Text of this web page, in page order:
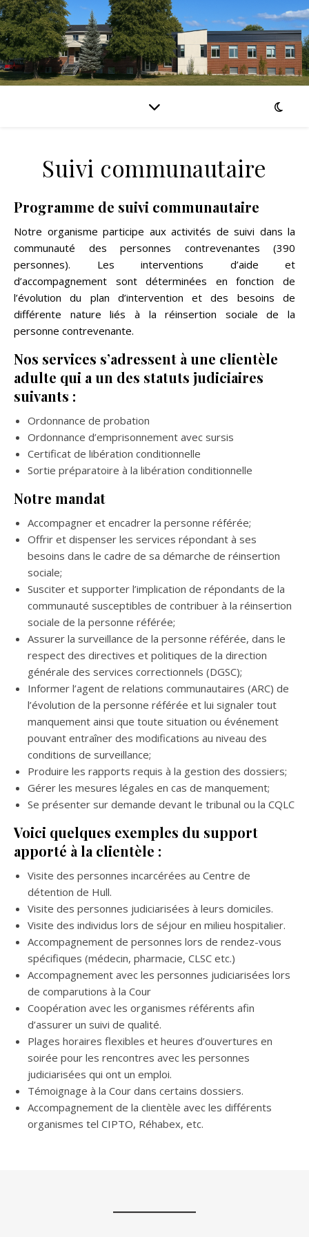
Suivi communautaire
Programme de suivi communautaire
Notre organisme participe aux activités de suivi dans la
communauté des personnes contrevenantes (390
personnes). Les interventions d’aide et
d’accompagnement sont déterminées en fonction de
l’évolution du plan d’intervention et des besoins de
différente nature liés à la réinsertion sociale de la
personne contrevenante.
Nos services s’adressent à une clientèle
adulte qui a un des statuts judiciaires
suivants :
Ordonnance de probation
Ordonnance d’emprisonnement avec sursis
Certificat de libération conditionnelle
Sortie préparatoire à la libération conditionnelle
Notre mandat
Accompagner et encadrer la personne référée;
Offrir et dispenser les services répondant à ses
besoins dans le cadre de sa démarche de réinsertion
sociale;
Susciter et supporter l’implication de répondants de la
communauté susceptibles de contribuer à la réinsertion
sociale de la personne référée;
Assurer la surveillance de la personne référée, dans le
respect des directives et politiques de la direction
générale des services correctionnels (DGSC);
Informer l’agent de relations communautaires (ARC) de
l’évolution de la personne référée et lui signaler tout
manquement ainsi que toute situation ou événement
pouvant entraîner des modifications au niveau des
conditions de surveillance;
Produire les rapports requis à la gestion des dossiers;
Gérer les mesures légales en cas de manquement;
Se présenter sur demande devant le tribunal ou la CQLC
Voici quelques exemples du support
apporté à la clientèle :
Visite des personnes incarcérées au Centre de
détention de Hull.
Visite des personnes judiciarisées à leurs domiciles.
Visite des individus lors de séjour en milieu hospitalier.
Accompagnement de personnes lors de rendez-vous
spécifiques (médecin, pharmacie, CLSC etc.)
Accompagnement avec les personnes judiciarisées lors
de comparutions à la Cour
Coopération avec les organismes référents afin
d’assurer un suivi de qualité.
Plages horaires flexibles et heures d’ouvertures en
soirée pour les rencontres avec les personnes
judiciarisées qui ont un emploi.
Témoignage à la Cour dans certains dossiers.
Accompagnement de la clientèle avec les différents
organismes tel CIPTO, Réhabex, etc.